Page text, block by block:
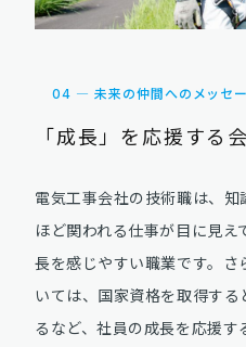
04 ― 未来の仲間へのメッセ
「成長」を応援する
電気工事会社の技術職は、
ほど関われる仕事が目に見
長を感じやすい職業です。
いては、国家資格を取得す
るなど、社員の成長を応援